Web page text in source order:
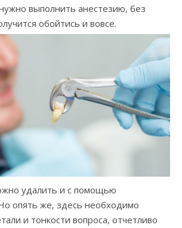
выполнить анестезию, без
обойтись и вовсе.
удалить и с помощью
опять же, здесь необходимо
и тонкости вопроса, отчетливо